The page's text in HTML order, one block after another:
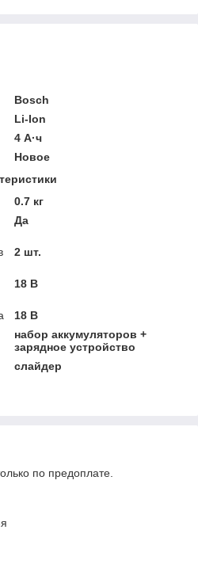
Bosch
Li-Ion
4 А·ч
Новое
0.7 кг
Да
2 шт.
18 В
18 В
набор аккумуляторов +
зарядное устройство
слайдер
по предоплате.